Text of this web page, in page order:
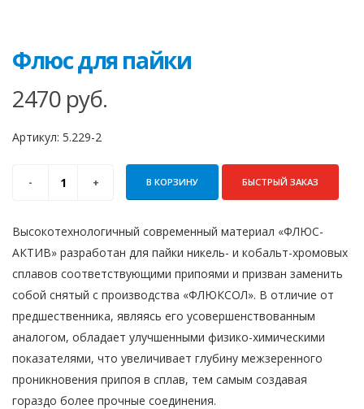
Флюс для пайки
2470 руб.
Артикул: 5.229-2
В КОРЗИНУ БЫСТРЫЙ ЗАКАЗ
Высокотехнологичный современный материал «ФЛЮС-
АКТИВ» разработан для пайки никель- и кобальт-хромовых
сплавов соответствующими припоями и призван заменить
собой снятый с производства «ФЛЮКСОЛ». В отличие от
предшественника, явля­ясь его усовершенствованным
аналогом, обладает улучшенными физико-химическими
показателями, что увеличивает глубину межзеренного
проникновения припоя в сплав, тем самым соз­давая
гораздо более прочные соединения.